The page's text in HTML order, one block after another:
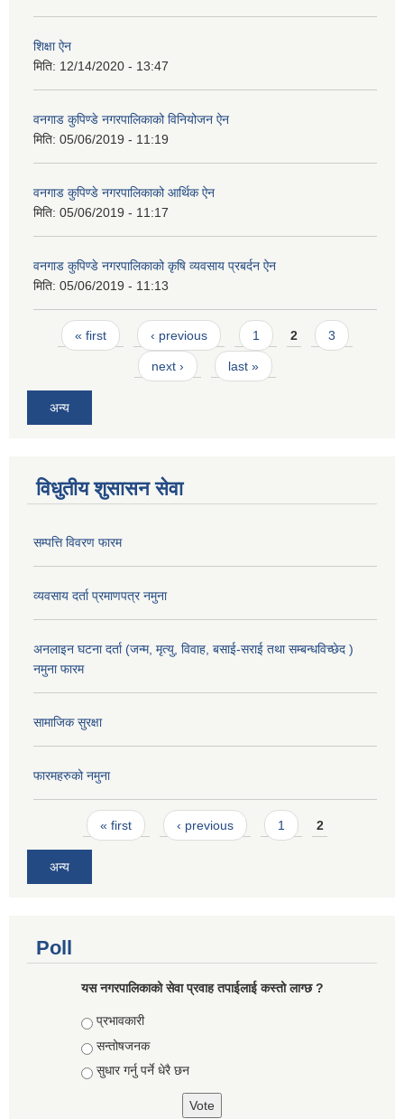
शिक्षा ऐन
मिति: 12/14/2020 - 13:47
वनगाड कुपिण्डे नगरपालिकाको विनियोजन ऐन
मिति: 05/06/2019 - 11:19
वनगाड कुपिण्डे नगरपालिकाको आर्थिक ऐन
मिति: 05/06/2019 - 11:17
वनगाड कुपिण्डे नगरपालिकाको कृषि व्यवसाय प्रबर्दन ऐन
मिति: 05/06/2019 - 11:13
Pages
« first ‹ previous 1 2 3
next › last »
अन्य
विधुतीय शुसासन सेवा
सम्पत्ति विवरण फारम
व्यवसाय दर्ता प्रमाणपत्र नमुना
अनलाइन घटना दर्ता (जन्म, मृत्यु, विवाह, बसाई-सराई तथा सम्बन्धविच्छेद )
नमुना फारम
सामाजिक सुरक्षा
फारमहरुको नमुना
Pages« first ‹ previous 1 2
अन्य
Poll
यस नगरपालिकाको सेवा प्रवाह तपाईलाई कस्तो लाग्छ ?
Choices
प्रभावकारी
सन्तोषजनक
सुधार गर्नु पर्ने धेरै छन